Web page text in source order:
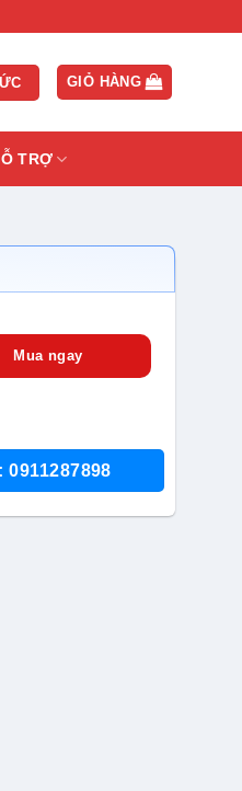
chính hãng, bảo hành , hỗ trợ
GIỎ HÀNG
TRỢ
Mua ngay
0911287898